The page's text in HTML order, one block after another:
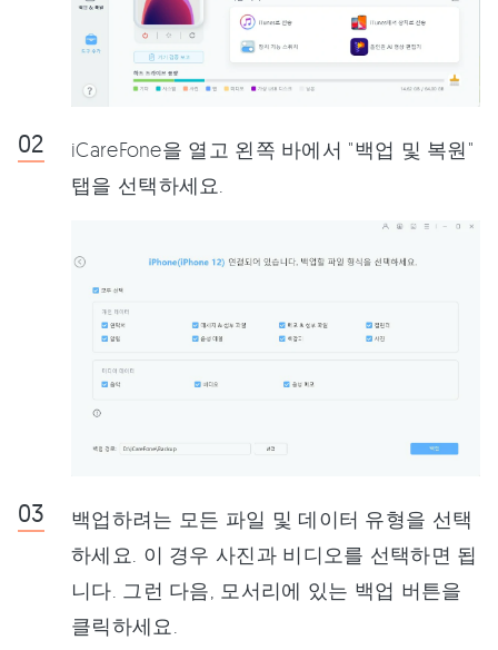
iCareFone을 열고 왼쪽 바에서 "백업 및 복원"
탭을 선택하세요.
백업하려는 모든 파일 및 데이터 유형을 선택
하세요. 이 경우 사진과 비디오를 선택하면 됩
니다. 그런 다음, 모서리에 있는 백업 버튼을
클릭하세요.